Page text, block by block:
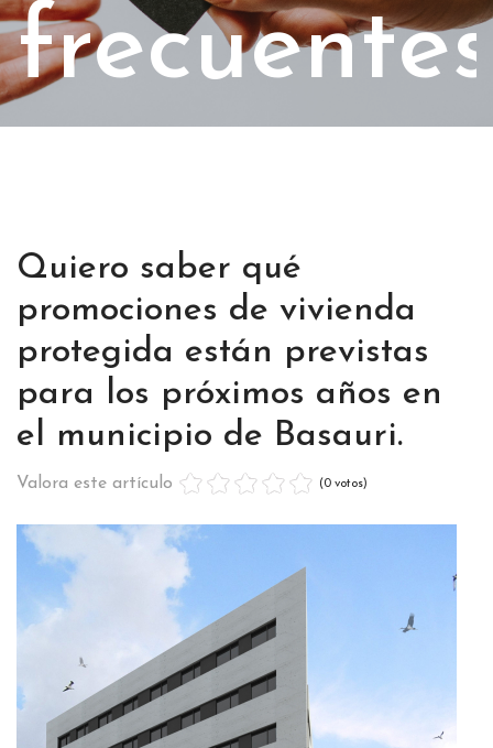
frecuentes
Quiero saber qué
promociones de vivienda
protegida están previstas
para los próximos años en
el municipio de Basauri.
Valora este artículo (0 votos)